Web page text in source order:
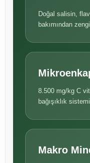
Doğal salisin,
bakımından
8.500 mg/kg C
bağışıklık
Makro